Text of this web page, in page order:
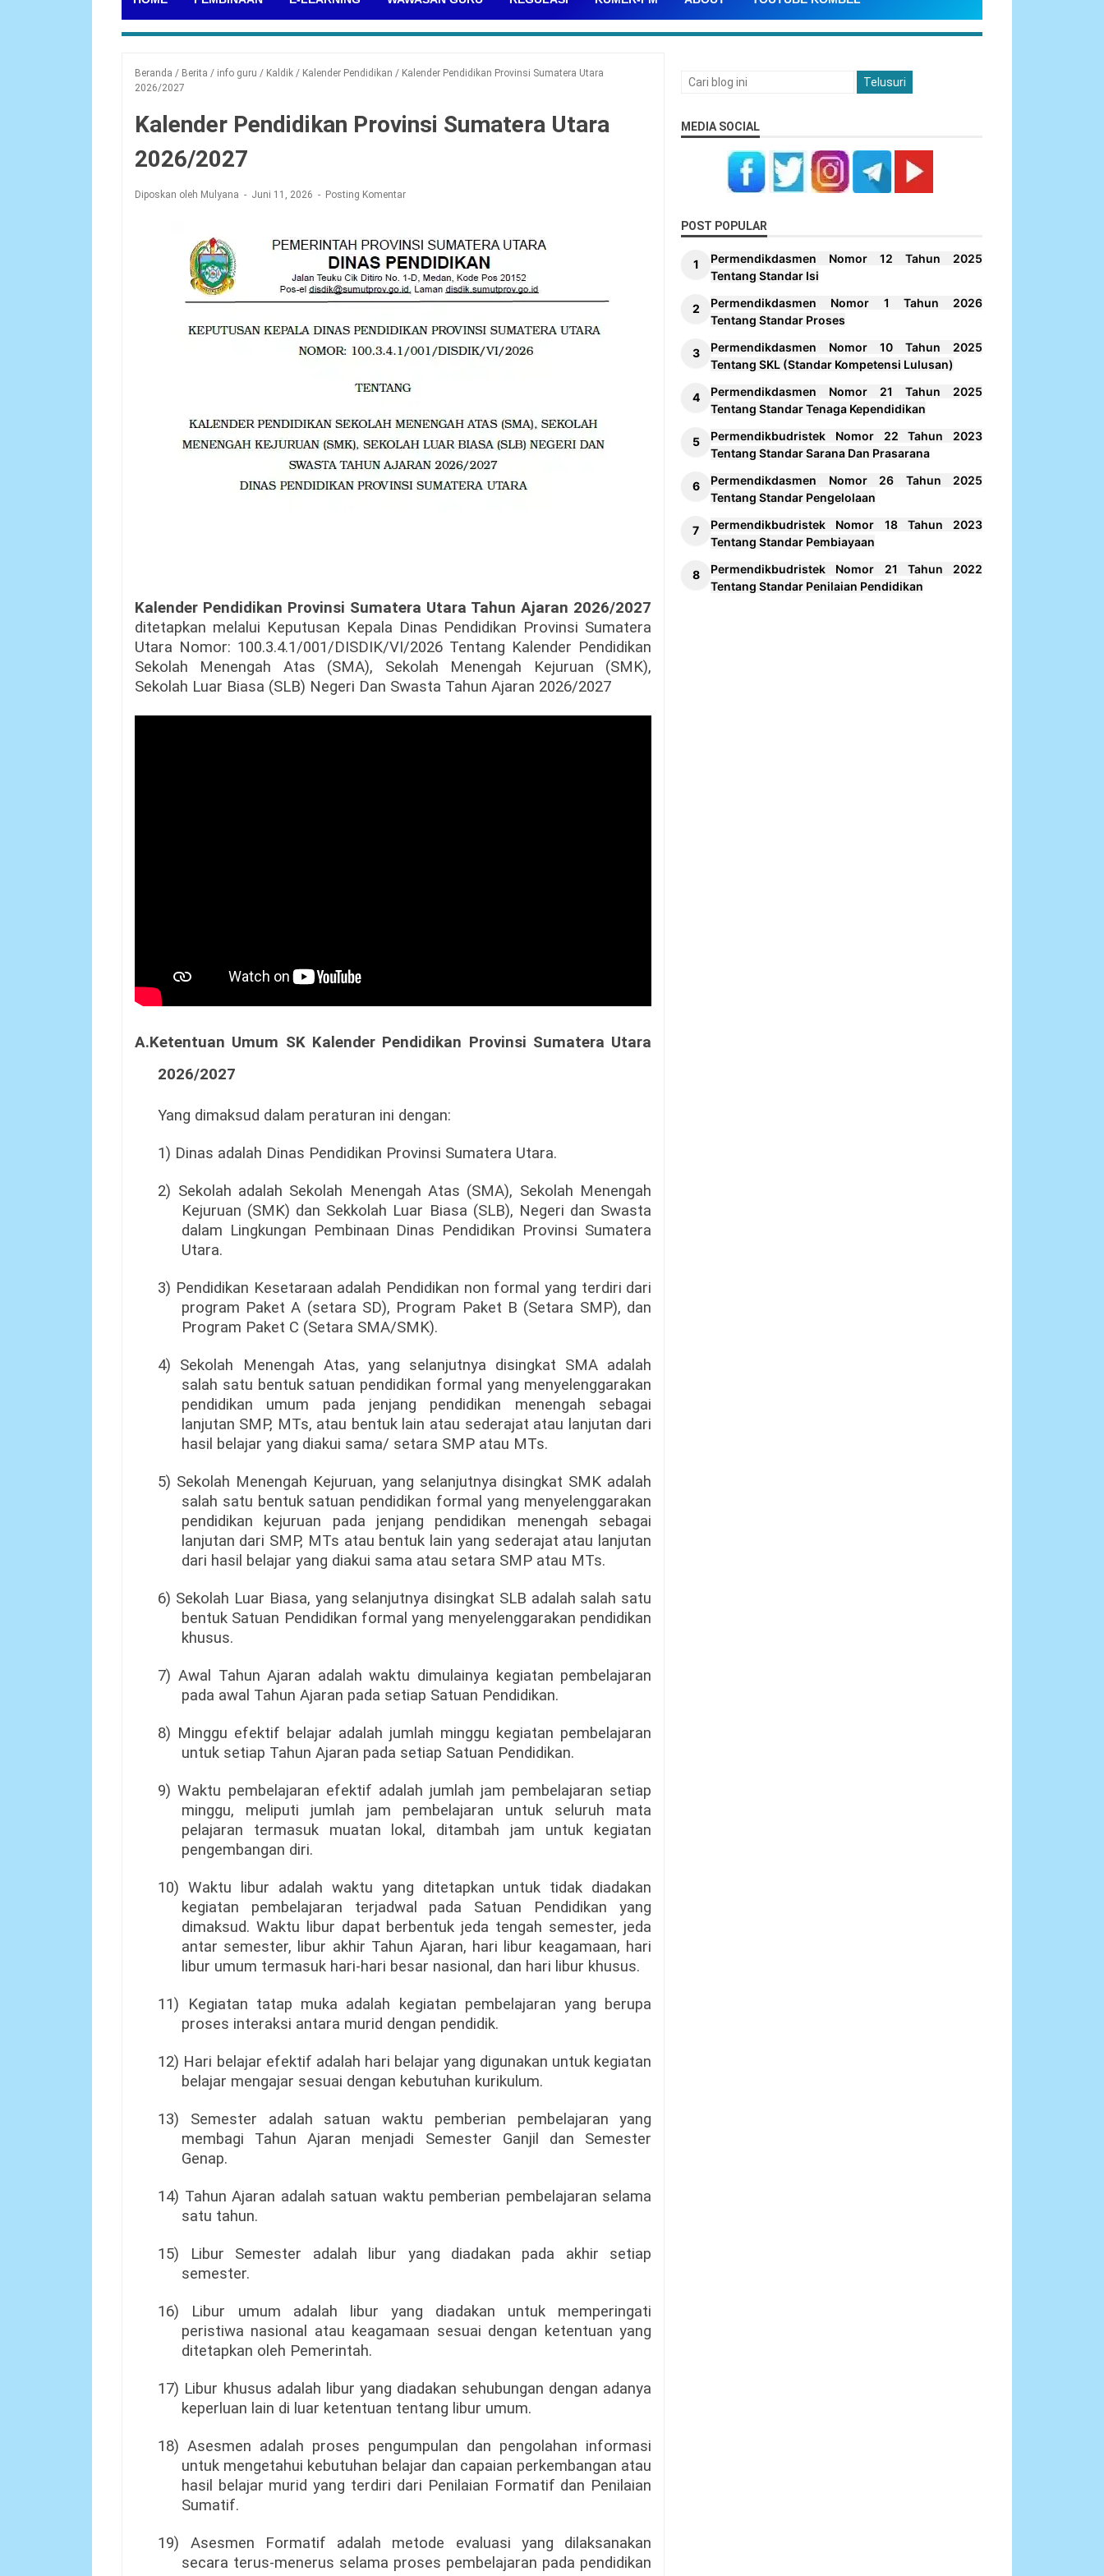
Beranda / Berita / info guru / Kaldik / Kalender Pendidikan / Kalender Pendidikan Provinsi Sumatera Utara
2026/2027
Kalender Pendidikan Provinsi Sumatera Utara
2026/2027
Diposkan oleh Mulyana Juni 11, 2026 Posting Komentar
Kalender Pendidikan Provinsi Sumatera Utara Tahun Ajaran 2026/2027
ditetapkan melalui Keputusan Kepala Dinas Pendidikan Provinsi Sumatera
Utara Nomor: 100.3.4.1/001/DISDIK/VI/2026 Tentang Kalender Pendidikan
Sekolah Menengah Atas (SMA), Sekolah Menengah Kejuruan (SMK),
Sekolah Luar Biasa (SLB) Negeri Dan Swasta Tahun Ajaran 2026/2027
A.Ketentuan Umum SK Kalender Pendidikan Provinsi Sumatera Utara
2026/2027
Yang dimaksud dalam peraturan ini dengan:
1) Dinas adalah Dinas Pendidikan Provinsi Sumatera Utara.
2) Sekolah adalah Sekolah Menengah Atas (SMA), Sekolah Menengah
Kejuruan (SMK) dan Sekkolah Luar Biasa (SLB), Negeri dan Swasta
dalam Lingkungan Pembinaan Dinas Pendidikan Provinsi Sumatera
Utara.
3) Pendidikan Kesetaraan adalah Pendidikan non formal yang terdiri dari
program Paket A (setara SD), Program Paket B (Setara SMP), dan
Program Paket C (Setara SMA/SMK).
4) Sekolah Menengah Atas, yang selanjutnya disingkat SMA adalah
salah satu bentuk satuan pendidikan formal yang menyelenggarakan
pendidikan umum pada jenjang pendidikan menengah sebagai
lanjutan SMP, MTs, atau bentuk lain atau sederajat atau lanjutan dari
hasil belajar yang diakui sama/ setara SMP atau MTs.
5) Sekolah Menengah Kejuruan, yang selanjutnya disingkat SMK adalah
salah satu bentuk satuan pendidikan formal yang menyelenggarakan
pendidikan kejuruan pada jenjang pendidikan menengah sebagai
lanjutan dari SMP, MTs atau bentuk lain yang sederajat atau lanjutan
dari hasil belajar yang diakui sama atau setara SMP atau MTs.
6) Sekolah Luar Biasa, yang selanjutnya disingkat SLB adalah salah satu
bentuk Satuan Pendidikan formal yang menyelenggarakan pendidikan
khusus.
7) Awal Tahun Ajaran adalah waktu dimulainya kegiatan pembelajaran
pada awal Tahun Ajaran pada setiap Satuan Pendidikan.
8) Minggu efektif belajar adalah jumlah minggu kegiatan pembelajaran
untuk setiap Tahun Ajaran pada setiap Satuan Pendidikan.
9) Waktu pembelajaran efektif adalah jumlah jam pembelajaran setiap
minggu, meliputi jumlah jam pembelajaran untuk seluruh mata
pelajaran termasuk muatan lokal, ditambah jam untuk kegiatan
pengembangan diri.
10) Waktu libur adalah waktu yang ditetapkan untuk tidak diadakan
kegiatan pembelajaran terjadwal pada Satuan Pendidikan yang
dimaksud. Waktu libur dapat berbentuk jeda tengah semester, jeda
antar semester, libur akhir Tahun Ajaran, hari libur keagamaan, hari
libur umum termasuk hari-hari besar nasional, dan hari libur khusus.
11) Kegiatan tatap muka adalah kegiatan pembelajaran yang berupa
proses interaksi antara murid dengan pendidik.
12) Hari belajar efektif adalah hari belajar yang digunakan untuk kegiatan
belajar mengajar sesuai dengan kebutuhan kurikulum.
13) Semester adalah satuan waktu pemberian pembelajaran yang
membagi Tahun Ajaran menjadi Semester Ganjil dan Semester
Genap.
14) Tahun Ajaran adalah satuan waktu pemberian pembelajaran selama
satu tahun.
15) Libur Semester adalah libur yang diadakan pada akhir setiap
semester.
16) Libur umum adalah libur yang diadakan untuk memperingati
peristiwa nasional atau keagamaan sesuai dengan ketentuan yang
ditetapkan oleh Pemerintah.
17) Libur khusus adalah libur yang diadakan sehubungan dengan adanya
keperluan lain di luar ketentuan tentang libur umum.
18) Asesmen adalah proses pengumpulan dan pengolahan informasi
untuk mengetahui kebutuhan belajar dan capaian perkembangan atau
hasil belajar murid yang terdiri dari Penilaian Formatif dan Penilaian
Sumatif.
19) Asesmen Formatif adalah metode evaluasi yang dilaksanakan
secara terus-menerus selama proses pembelajaran pada pendidikan
MEDIA SOCIAL
POST POPULAR
Permendikdasmen Nomor 12 Tahun 2025
Tentang Standar Isi
Permendikdasmen Nomor 1 Tahun 2026
Tentang Standar Proses
Permendikdasmen Nomor 10 Tahun 2025
Tentang SKL (Standar Kompetensi Lulusan)
Permendikdasmen Nomor 21 Tahun 2025
Tentang Standar Tenaga Kependidikan
Permendikbudristek Nomor 22 Tahun 2023
Tentang Standar Sarana Dan Prasarana
Permendikdasmen Nomor 26 Tahun 2025
Tentang Standar Pengelolaan
Permendikbudristek Nomor 18 Tahun 2023
Tentang Standar Pembiayaan
Permendikbudristek Nomor 21 Tahun 2022
Tentang Standar Penilaian Pendidikan